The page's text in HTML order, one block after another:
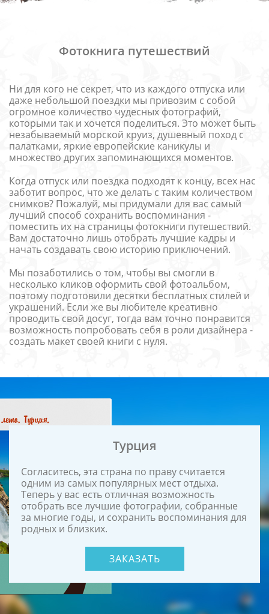
Фотокнига путешествий
Ни для кого не секрет, что из каждого отпуска или
даже небольшой поездки мы привозим с собой
огромное количество чудесных фотографий,
которыми так и хочется поделиться. Это может быть
незабываемый морской круиз, душевный поход с
палатками, яркие европейские каникулы и
множество других запоминающихся моментов.
Когда отпуск или поездка подходят к концу, всех нас
заботит вопрос, что же делать с таким количеством
снимков? Пожалуй, мы придумали для вас самый
лучший способ сохранить воспоминания -
поместить их на страницы фотокниги путешествий.
Вам достаточно лишь отобрать лучшие кадры и
начать создавать свою историю приключений.
Мы позаботились о том, чтобы вы смогли в
несколько кликов оформить свой фотоальбом,
поэтому подготовили десятки бесплатных стилей и
украшений. Если же вы любителе креативно
проводить свой досуг, тогда вам точно понравится
возможность попробовать себя в роли дизайнера -
создать макет своей книги с нуля.
Турция
Согласитесь, эта страна по праву считается
одним из самых популярных мест отдыха.
Теперь у вас есть отличная возможность
отобрать все лучшие фотографии, собранные
за многие годы, и сохранить воспоминания для
родных и близких.
ЗАКАЗАТЬ